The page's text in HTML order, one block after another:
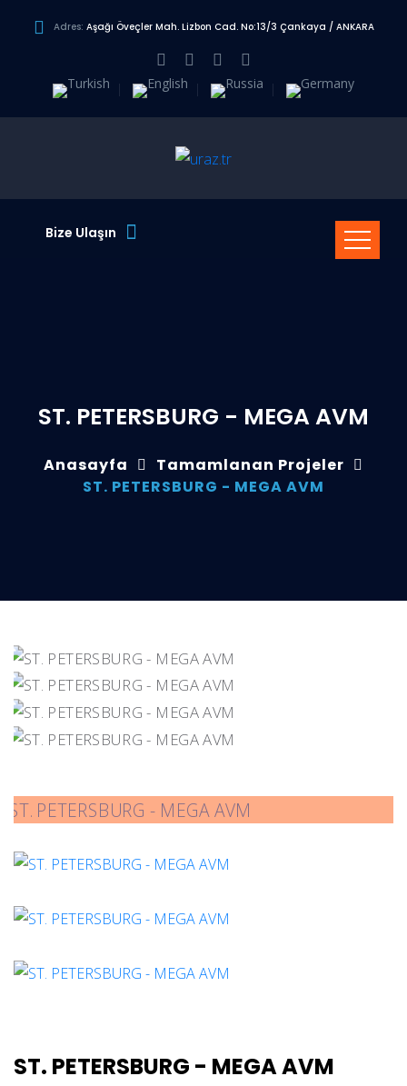
Adres: Aşağı Öveçler Mah. Lizbon Cad. No:13/3 Çankaya / ANKARA
Bize Ulaşın
ST. PETERSBURG - MEGA AVM
Anasayfa
Tamamlanan Projeler
ST. PETERSBURG - MEGA AVM
ST. PETERSBURG - MEGA AVM